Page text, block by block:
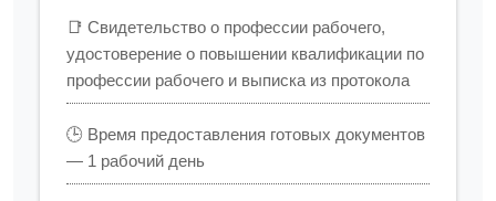
📑 Свидетельство о профессии рабочего,
удостоверение о повышении квалификации по
профессии рабочего и выписка из протокола
🕒 Время предоставления готовых документов
— 1 рабочий день